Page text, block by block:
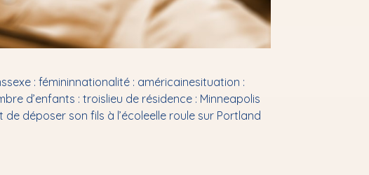
: fémininnationalité : américainesituation :
d’enfants : troislieu de résidence : Minneapolis
de déposer son fils à l’écoleelle roule sur Portland